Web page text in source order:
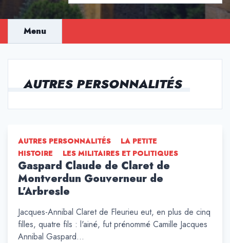
Menu
AUTRES PERSONNALITÉS
AUTRES PERSONNALITÉS
LA PETITE
HISTOIRE
LES MILITAIRES ET POLITIQUES
Gaspard Claude de Claret de
Montverdun Gouverneur de
L’Arbresle
Jacques-Annibal Claret de Fleurieu eut, en plus de cinq
filles, quatre fils : l'ainé, fut prénommé Camille Jacques
Annibal Gaspard…